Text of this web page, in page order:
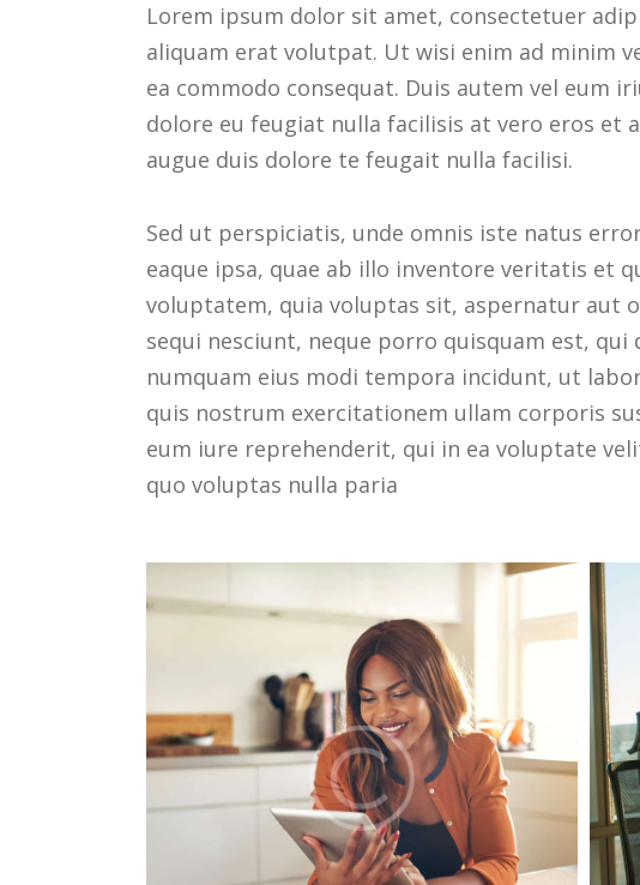
Lorem ipsum dolor sit amet, consectetuer
aliquam erat volutpat. Ut wisi enim ad minim
ea commodo consequat. Duis autem vel eum
dolore eu feugiat nulla facilisis at vero eros
augue duis dolore te feugait nulla facilisi.
Sed ut perspiciatis, unde omnis iste natus
eaque ipsa, quae ab illo inventore veritatis et
voluptatem, quia voluptas sit, aspernatur aut
sequi nesciunt, neque porro quisquam est,
numquam eius modi tempora incidunt, ut
quis nostrum exercitationem ullam corporis
eum iure reprehenderit, qui in ea voluptate
quo voluptas nulla paria